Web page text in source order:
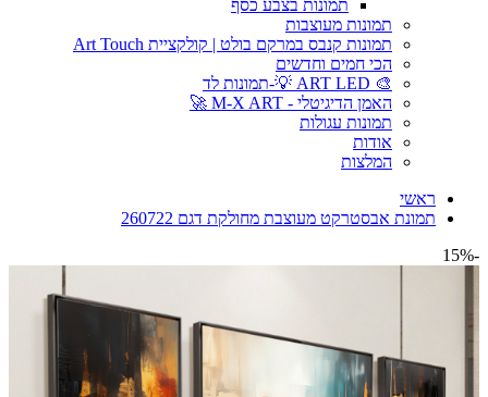
תמונות בצבע כסף
תמונות מעוצבות
תמונות קנבס במרקם בולט | קולקציית Art Touch
הכי חמים וחדשים
🎨 ART LED 💡-תמונות לד
האמן הדיגיטלי - M-X ART 🚀
תמונות עגולות
אודות
המלצות
ראשי
תמונת אבסטרקט מעוצבת מחולקת דגם 260722
-15%